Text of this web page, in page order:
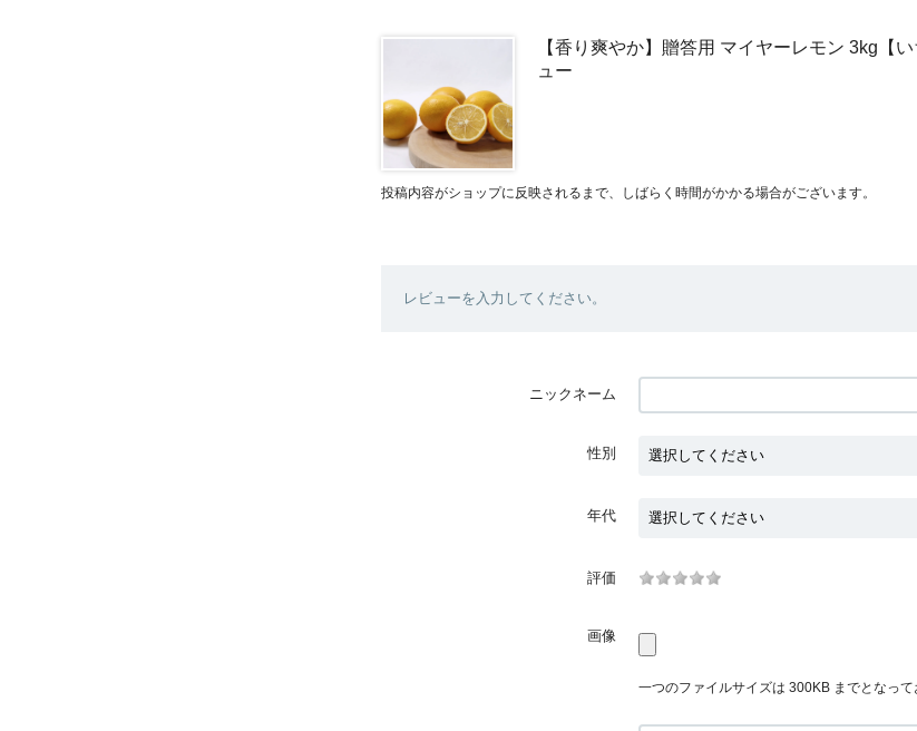
【香り爽やか】贈答用 マイヤーレモン 3kg【
ュー
投稿内容がショップに反映されるまで、しばらく時間がかかる場合がございます。
レビューを入力してください。
ニックネーム
性別
年代
評価
画像
一つのファイルサイズは 300KB までとなって